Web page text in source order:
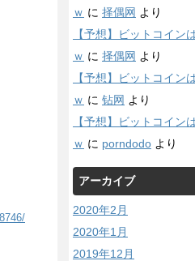
ｗ に 择偶网 より
【予想】ビットコイン
ｗ に 择偶网 より
【予想】ビットコイン
ｗ に 钻网 より
【予想】ビットコイン
ｗ に porndodo より
アーカイブ
2020年2月
2020年1月
2019年12月